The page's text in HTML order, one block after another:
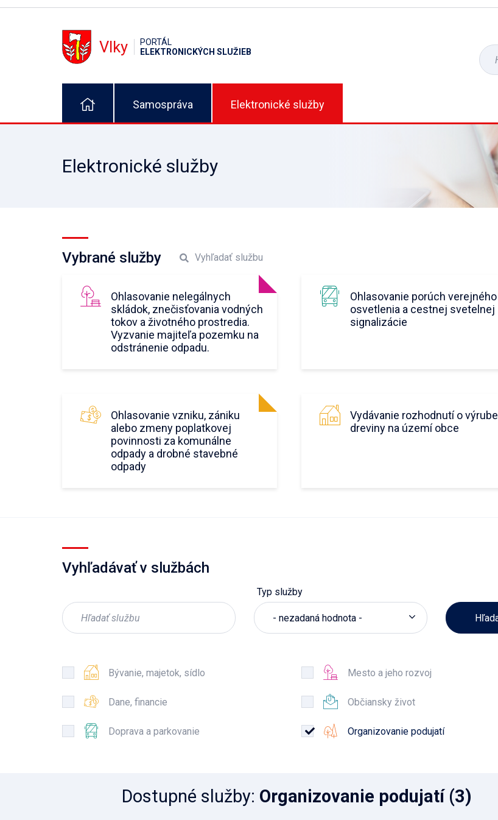
Vlky
PORTÁL
ELEKTRONICKÝCH SLUŽIEB
Samospráva Elektronické služby
Elektronické služby
Vybrané služby Vyhľadať službu
Ohlasovanie nelegálnych
skládok, znečisťovania vodných
tokov a životného prostredia.
Vyzvanie majiteľa pozemku na
odstránenie odpadu.
Ohlasovanie porúch verejného
osvetlenia a cestnej svetelnej
signalizácie
Ohlasovanie vzniku, zániku
alebo zmeny poplatkovej
povinnosti za komunálne
odpady a drobné stavebné
odpady
Vydávanie rozhodnutí o výrube
dreviny na území obce
Vyhľadávať v službách
Typ služby
- nezadaná hodnota -
Bývanie, majetok, sídlo
Dane, financie
Doprava a parkovanie
Mesto a jeho rozvoj
Občiansky život
Organizovanie podujatí
Dostupné služby: Organizovanie podujatí (3)